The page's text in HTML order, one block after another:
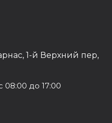
1-й Верхний пер,
08:00 до 17:00